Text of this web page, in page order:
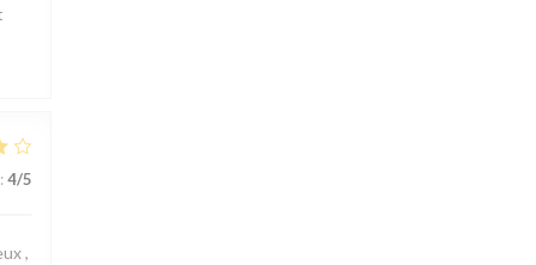
: 4/5
,